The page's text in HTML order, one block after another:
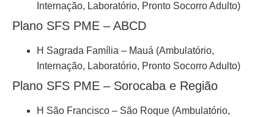
Internação, Laboratório, Pronto Socorro Adulto)
Plano SFS PME – ABCD
H Sagrada Família – Mauá (Ambulatório,
Internação, Laboratório, Pronto Socorro Adulto)
Plano SFS PME – Sorocaba e Região
H São Francisco – São Roque (Ambulatório,